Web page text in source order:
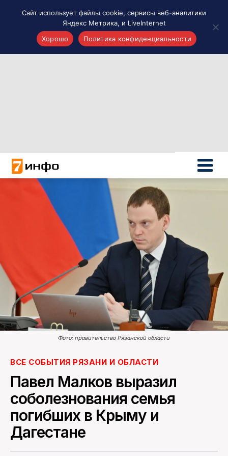
Новости России
Политика
Новости мира
Все материалы 7инфо
О НАС
ПОИСК ПО САЙТУ
Фото: правительство Рязанской области
ВСЕ СОБЫТИЯ РЯЗАНИ И ОБЛАСТИ
Павел Малков выразил
соболезнования семья
погибших в Крыму и
Дагестане
Сайт использует файлы cookie, сервисы веб-аналитики
Яндекс Метрика, и LiveInternet
Хорошо
Политика конфиденциальности